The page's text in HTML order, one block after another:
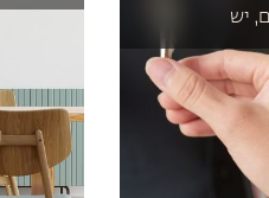
יש